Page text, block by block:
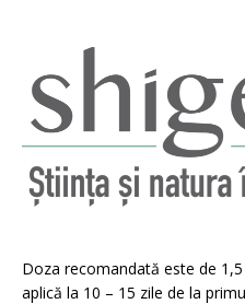
Doza recomandată este de
aplică la 10 – 15 zile de la